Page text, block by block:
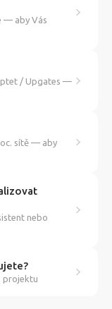
— aby Vás
/ Upgates —
sítě — aby
nebo
projektu